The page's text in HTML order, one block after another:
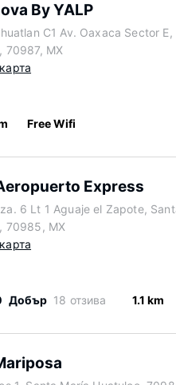
By YALP
C1 Av. Oaxaca Sector
70987, MX
Free Wifi
Express
6 Lt 1 Aguaje el Zapote,
70985, MX
Добър 18 отзива 1.1 km